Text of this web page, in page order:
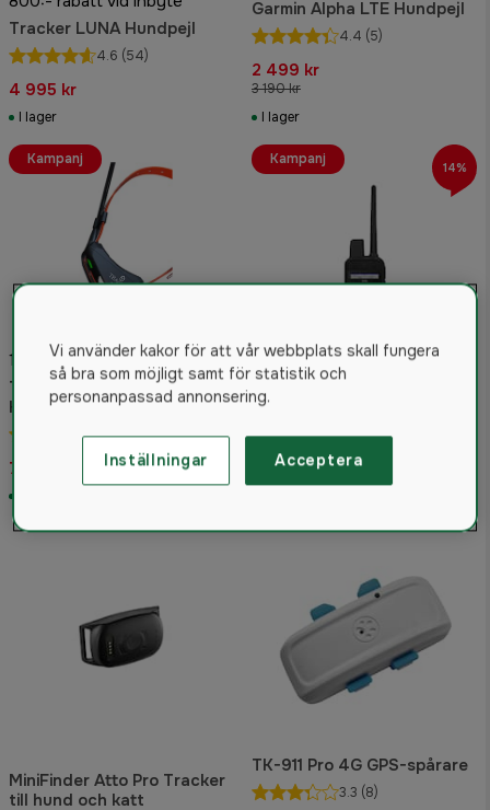
Tracker LUNA Hundpejl
4.6 (54)
4 995 kr
I lager
Garmin Alpha LTE Hundpejl
4.4 (5)
2 499 kr
3 190 kr
I lager
1500:- rabatt vid inbyte
Tracker Artemis Easy
Hundpejl
5.0(20)
7 990 kr
Kampanj
Garmin Alpha 300i
Handenhet
7 499 kr
8 695 kr
Kampanj 14%
MiniFinder Atto Pro Tracker
till hund och katt
TK-911 Pro 4G GPS-spårare
3.3 (8)
Vi använder kakor för att vår webbplats skall fungera
så bra som möjligt samt för statistik och
personanpassad annonsering.
Inställningar Acceptera